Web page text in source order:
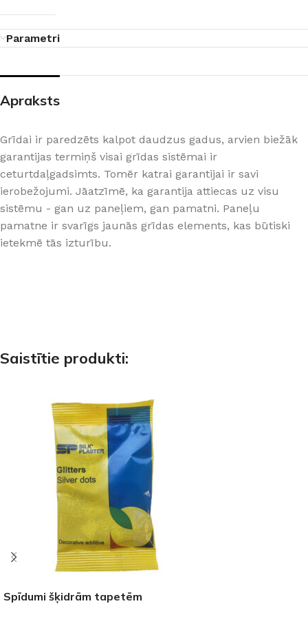
Parametri
Apraksts
Grīdai ir paredzēts kalpot daudzus gadus, arvien biežāk
garantijas termiņš visai grīdas sistēmai ir
ceturtdaļgadsimts. Tomēr katrai garantijai ir savi
ierobežojumi. Jāatzīmē, ka garantija attiecas uz visu
sistēmu - gan uz paneļiem, gan pamatni. Paneļu
pamatne ir svarīgs jaunās grīdas elements, kas būtiski
ietekmē tās izturību.
Saistītie produkti:
Spīdumi šķidrām tapetēm